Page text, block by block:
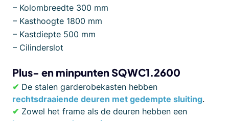
– Kolombreedte 300 mm
– Kasthoogte 1800 mm
– Kastdiepte 500 mm
– Cilinderslot
Plus- en minpunten SQWC1.2600
✔ De stalen garderobekasten hebben
rechtsdraaiende deuren met gedempte sluiting.
✔ Zowel het frame als de deuren hebben een